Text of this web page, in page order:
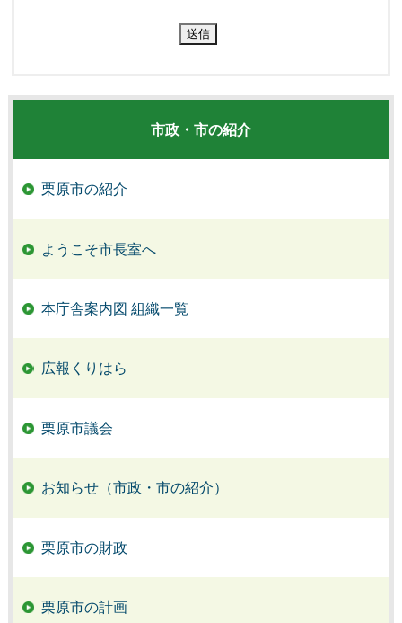
市政・市の紹介
栗原市の紹介
ようこそ市長室へ
本庁舎案内図 組織一覧
広報くりはら
栗原市議会
お知らせ（市政・市の紹介）
栗原市の財政
栗原市の計画